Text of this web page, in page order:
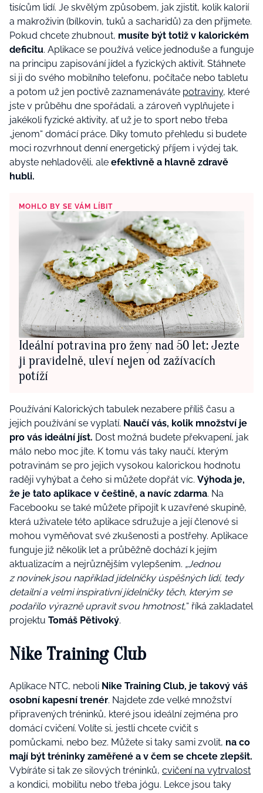
tisícům lidí. Je skvělým způsobem, jak zjistit, kolik kalorií
a makroživin (bílkovin, tuků a sacharidů) za den přijmete.
Pokud chcete zhubnout, musíte být totiž v kalorickém
deficitu. Aplikace se používá velice jednoduše a funguje
na principu zapisování jídel a fyzických aktivit. Stáhnete
si ji do svého mobilního telefonu, počítače nebo tabletu
a potom už jen poctivě zaznamenáváte potraviny, které
jste v průběhu dne spořádali, a zároveň vyplňujete i
jakékoli fyzické aktivity, ať už je to sport nebo třeba
„jenom“ domácí práce. Díky tomuto přehledu si budete
moci rozvrhnout denní energetický příjem i výdej tak,
abyste nehladověli, ale efektivně a hlavně zdravě
hubli.
MOHLO BY SE VÁM LÍBIT
Ideální potravina pro ženy nad 50 let: Jezte
ji pravidelně, uleví nejen od zažívacích
potíží
Používání Kalorických tabulek nezabere příliš času a
jejich používání se vyplatí. Naučí vás, kolik množství je
pro vás ideální jíst. Dost možná budete překvapení, jak
málo nebo moc jíte. K tomu vás taky naučí, kterým
potravinám se pro jejich vysokou kalorickou hodnotu
raději vyhýbat a čeho si můžete dopřát víc. Výhoda je,
že je tato aplikace v češtině, a navíc zdarma. Na
Facebooku se také můžete připojit k uzavřené skupině,
která uživatele této aplikace sdružuje a její členové si
mohou vyměňovat své zkušenosti a postřehy. Aplikace
funguje již několik let a průběžně dochází k jejím
aktualizacím a nejrůznějším vylepšením. „Jednou
z novinek jsou například jídelníčky úspěšných lidí, tedy
detailní a velmi inspirativní jídelníčky těch, kterým se
podařilo výrazně upravit svou hmotnost,“ říká zakladatel
projektu Tomáš Pětivoký.
Nike Training Club
Aplikace NTC, neboli Nike Training Club, je takový váš
osobní kapesní trenér. Najdete zde velké množství
připravených tréninků, které jsou ideální zejména pro
domácí cvičení. Volíte si, jestli chcete cvičit s
pomůckami, nebo bez. Můžete si taky sami zvolit, na co
mají být tréninky zaměřené a v čem se chcete zlepšit.
Vybíráte si tak ze silových tréninků, cvičení na vytrvalost
a kondici, mobilitu nebo třeba jógu. Lekce jsou taky